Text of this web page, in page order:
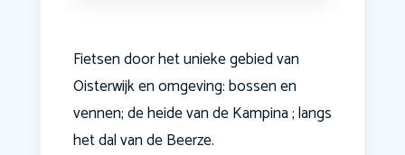
Fietsen door het unieke gebied van
Oisterwijk en omgeving: bossen en
vennen; de heide van de Kampina ; langs
het dal van de Beerze.